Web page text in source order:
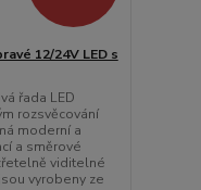
12/24V LED s
řada LED
rozsvěcování
moderní a
a směrové
viditelné
vyrobeny ze